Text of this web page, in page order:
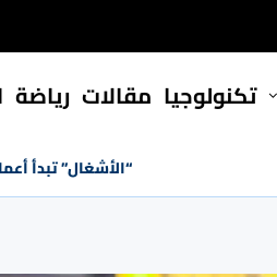
تكنولوجيا مقالات رياضة
“الأشغال” تبدأ